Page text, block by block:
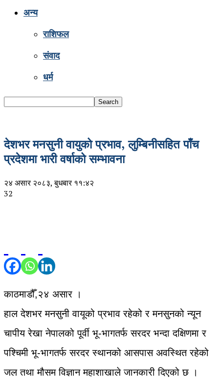
अन्य
राशिफल
संवाद
धर्म
देशभर मनसुनी वायुको प्रभाव, लुम्बिनीसहित पाँच
प्रदेशमा भारी वर्षाको सम्भावना
२४ असार २०८३, बुधबार ११:४२
32
काठमाडौँ,२४ असार ।
हाल देशभर मनसुनी वायूको प्रभाव रहेको र मनसुनको न्यून
चापीय रेखा नेपालको पूर्वी भू-भागतर्फ सरदर भन्दा दक्षिणमा र
पश्चिमी भू-भागतर्फ सरदर स्थानको आसपास अवस्थित रहेको
जल तथा मौसम विज्ञान महाशाखाले जानकारी दिएको छ ।